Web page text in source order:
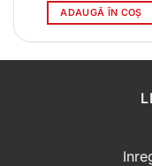
ADAUGĂ ÎN COȘ